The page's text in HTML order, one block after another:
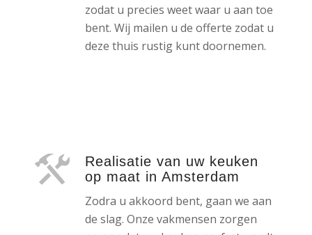
zodat u precies weet waar u aan toe
bent. Wij mailen u de offerte zodat u
deze thuis rustig kunt doornemen.
Realisatie van uw keuken
op maat in Amsterdam
Zodra u akkoord bent, gaan we aan
de slag. Onze vakmensen zorgen